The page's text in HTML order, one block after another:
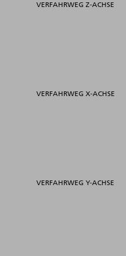
VERFAHRWEG Z-ACHSE
VERFAHRWEG X-ACHSE
VERFAHRWEG Y-ACHSE